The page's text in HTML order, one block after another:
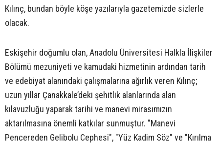
Kılınç, bundan böyle köşe yazılarıyla gazetemizde sizlerle
olacak.
Eskişehir doğumlu olan, Anadolu Üniversitesi Halkla İlişkiler
Bölümü mezuniyeti ve kamudaki hizmetinin ardından tarih
ve edebiyat alanındaki çalışmalarına ağırlık veren Kılınç;
uzun yıllar Çanakkale’deki şehitlik alanlarında alan
kılavuzluğu yaparak tarihi ve manevi mirasımızın
aktarılmasına önemli katkılar sunmuştur. "Manevi
Pencereden Gelibolu Cephesi", "Yüz Kadim Söz" ve "Kırılma